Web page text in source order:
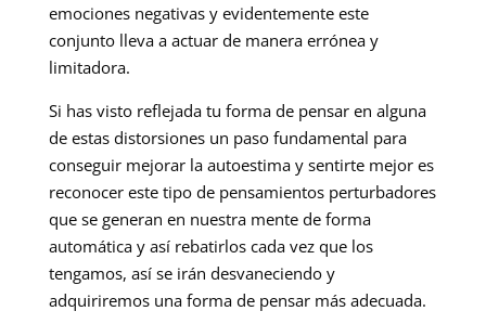
emociones negativas y evidentemente este
conjunto lleva a actuar de manera errónea y
limitadora.
Si has visto reflejada tu forma de pensar en alguna
de estas distorsiones un paso fundamental para
conseguir mejorar la autoestima y sentirte mejor es
reconocer este tipo de pensamientos perturbadores
que se generan en nuestra mente de forma
automática y así rebatirlos cada vez que los
tengamos, así se irán desvaneciendo y
adquiriremos una forma de pensar más adecuada.